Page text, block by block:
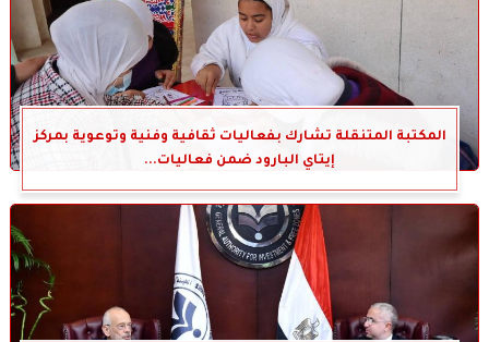
المكتبة المتنقلة تشارك بفعاليات ثقافية وفنية وتوعوية بمركز
إيتاي البارود ضمن فعاليات...